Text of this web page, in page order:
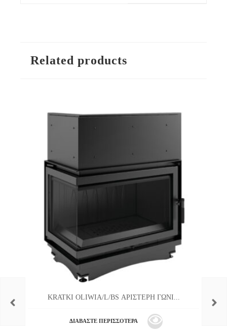
Related products
KRATKI OLIWIA/L/BS ΑΡΙΣΤΕΡΗ ΓΩΝΙ...
ΔΙΑΒΆΣΤΕ ΠΕΡΙΣΣΌΤΕΡΑ